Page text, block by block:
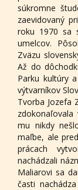
súkromne
zaevidovaný
roku 1970 sa
umelcov.
Zväzu
Až do
Parku kultúry
výtvarníkov
Tvorba Jozefa
mu nikdy
maľbe, ale
prácach
nachádzali
Maliarovi sa
časti